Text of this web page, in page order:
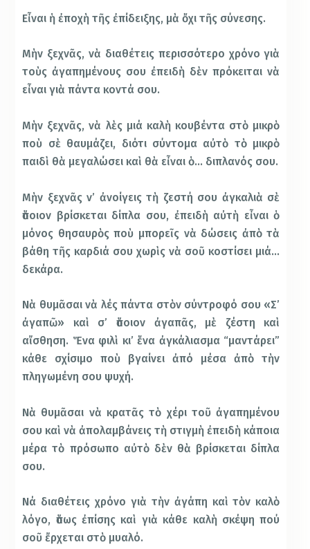
Εἶναι ἡ ἐποχὴ τῆς ἐπίδειξης, μὰ ὄχι τῆς σύνεσης.
Μὴν ξεχνᾶς, νὰ διαθέτεις περισσότερο χρόνο γιὰ
τοὺς ἀγαπημένους σου ἐπειδὴ δὲν πρόκειται νὰ
εἶναι γιὰ πάντα κοντά σου.
Μὴν ξεχνᾶς, νὰ λὲς μιά καλὴ κουβέντα στὸ μικρὸ
ποὺ σὲ θαυμάζει, διότι σύντομα αὐτὸ τὸ μικρὸ
παιδὶ θὰ μεγαλώσει καὶ θὰ εἶναι ὁ… διπλανός σου.
Μὴν ξεχνᾶς ν’ ἀνοίγεις τὴ ζεστή σου ἀγκαλιὰ σὲ
ὅποιον βρίσκεται δίπλα σου, ἐπειδὴ αὐτὴ εἶναι ὁ
μόνος θησαυρὸς ποὺ μπορεῖς νὰ δώσεις ἀπὸ τὰ
βάθη τῆς καρδιά σου χωρὶς νὰ σοῦ κοστίσει μιά…
δεκάρα.
Νὰ θυμᾶσαι νὰ λές πάντα στὸν σύντροφό σου «Σ’
ἀγαπῶ» καὶ σ’ ὅποιον ἀγαπᾶς, μὲ ζέστη καὶ
αἴσθηση. Ἕνα φιλὶ κι’ ἕνα ἀγκάλιασμα “μαντάρει”
κάθε σχίσιμο ποὺ βγαίνει ἀπό μέσα ἀπὸ τὴν
πληγωμένη σου ψυχή.
Νὰ θυμᾶσαι νὰ κρατᾶς τὸ χέρι τοῦ ἀγαπημένου
σου καὶ νὰ ἀπολαμβάνεις τὴ στιγμὴ ἐπειδὴ κάποια
μέρα τὸ πρόσωπο αὐτὸ δὲν θὰ βρίσκεται δίπλα
σου.
Νά διαθέτεις χρόνο γιὰ τὴν ἀγάπη καὶ τὸν καλὸ
λόγο, ὅπως ἐπίσης καὶ γιὰ κάθε καλὴ σκέψη πού
σοῦ ἔρχεται στὸ μυαλό.